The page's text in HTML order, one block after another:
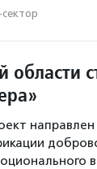
области
направлен